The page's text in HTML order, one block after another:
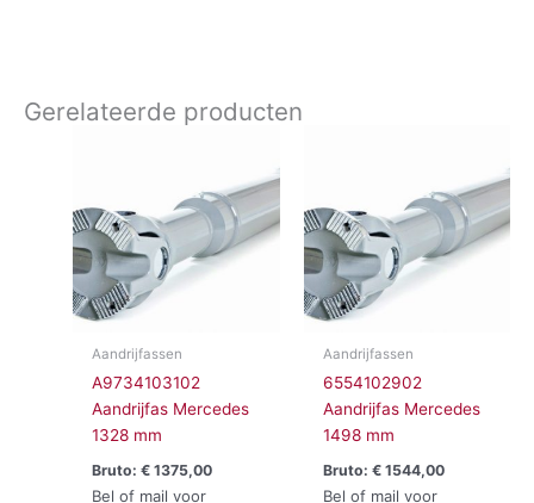
Gerelateerde producten
Aandrijfassen
A9734103102
Aandrijfas Mercedes
1328 mm
Bruto:€ 1375,00
Bel of mail voor
Aandrijfassen
6554102902
Aandrijfas Mercedes
1498 mm
Bruto: €1544,00
Bel of mail voor